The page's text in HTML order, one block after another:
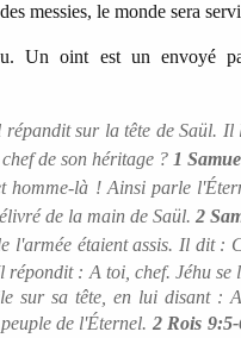
messies, le monde sera
Un oint est un envoyé
sur la tête de Saül.
de son héritage ? 1
homme-là ! Ainsi parle
de la main de Saül. 2
l'armée étaient assis. Il dit :
: A toi, chef. Jéhu se
sur sa tête, en lui disant :
de l'Éternel. 2 Rois 9:5-